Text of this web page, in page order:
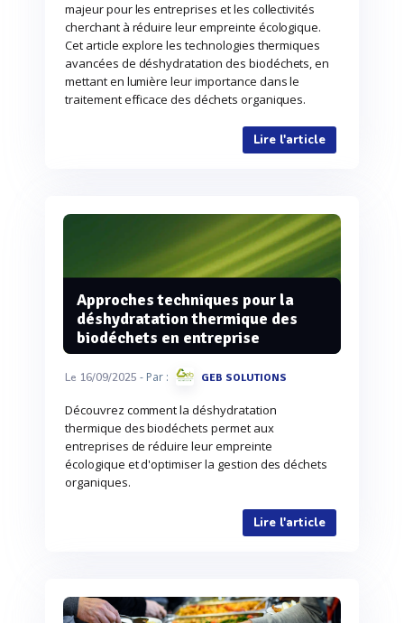
majeur pour les entreprises et les collectivités
cherchant à réduire leur empreinte écologique.
Cet article explore les technologies thermiques
avancées de déshydratation des biodéchets, en
mettant en lumière leur importance dans le
traitement efficace des déchets organiques.
Lire l'article
Approches techniques pour la
déshydratation thermique des
biodéchets en entreprise
Le 16/09/2025 - Par : GEB SOLUTIONS
Découvrez comment la déshydratation
thermique des biodéchets permet aux
entreprises de réduire leur empreinte
écologique et d'optimiser la gestion des déchets
organiques.
Lire l'article